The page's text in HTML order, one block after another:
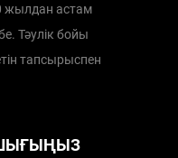
жылдан астам
Тәулік бойы
тапсырыспен